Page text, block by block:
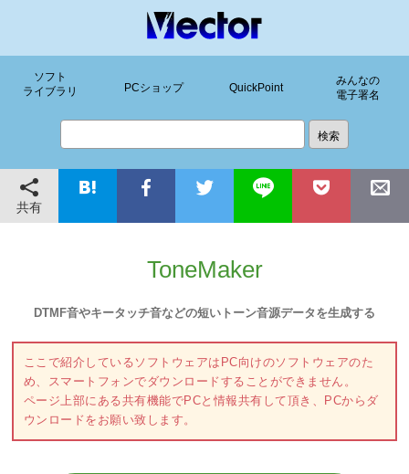
ソフト
ライブラリ
PCショップ QuickPoint
みんなの
電子署名
共有
ToneMaker
DTMF音やキータッチ音などの短いトーン音源データを生成する
ここで紹介しているソフトウェアはPC向けのソフトウェアのた
め、スマートフォンでダウンロードすることができません。
ページ上部にある共有機能でPCと情報共有して頂き、PCからダ
ウンロードをお願い致します。